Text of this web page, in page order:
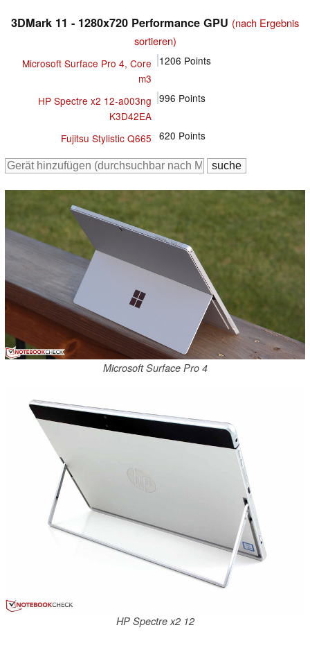
3DMark 11 - 1280x720 Performance GPU (nach Ergebnis
sortieren)
Microsoft Surface Pro 4, Core
m3
1206 Points
HP Spectre x2 12-a003ng
K3D42EA
996 Points
Fujitsu Stylistic Q665 620 Points
Microsoft Surface Pro 4
HP Spectre x2 12